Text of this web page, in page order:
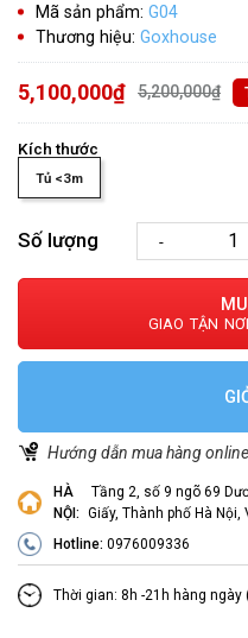
Mã sản phẩm: G04
Thương hiệu: Goxhouse
5,100,000₫ 5,200,000₫
Kích thước
Tủ <3m
Số lượng -
GIAO TẬN
Hướng dẫn mua hàng online
HÀ
NỘI:
Tầng 2, số 9 ngõ 69
Giấy, Thành phố Hà Nội,
Hotline: 0976009336
Thời gian: 8h -21h hàng ngày